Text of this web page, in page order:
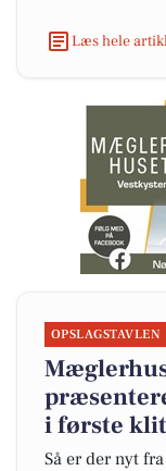
Læs hele
OPSLAGSTAVLEN
i første
Så er der nyt